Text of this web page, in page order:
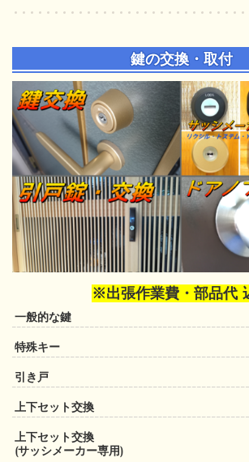
鍵の交換・取付
※出張作業費・部品代
一般的な鍵
特殊キー
引き戸
上下セット交換
上下セット交換
(サッシメーカー専用)